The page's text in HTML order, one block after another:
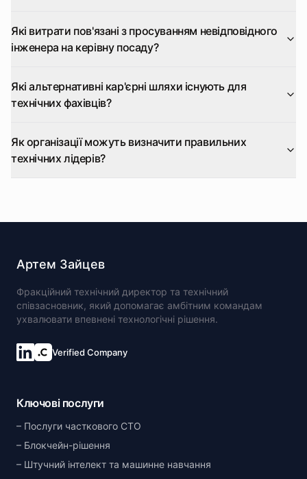
Які витрати пов'язані з просуванням невідповідного
інженера на керівну посаду?
Які альтернативні кар'єрні шляхи існують для
технічних фахівців?
Як організації можуть визначити правильних
технічних лідерів?
Артем Зайцев
Фракційний технічний директор та технічний
співзасновник, який допомагає амбітним командам
ухвалювати впевнені технологічні рішення.
Verified Company
Ключові послуги
Послуги часткового CTO
Блокчейн-рішення
Штучний інтелект та машинне навчання